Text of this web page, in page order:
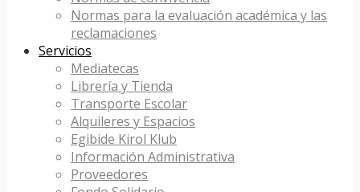
Normas para la evaluación académica y las
reclamaciones
Servicios
Mediatecas
Librería y Tienda
Transporte Escolar
Alquileres y Espacios
Egibide Kirol Klub
Información Administrativa
Proveedores